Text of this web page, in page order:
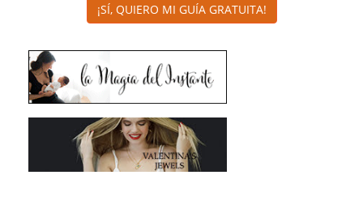
¡SÍ, QUIERO MI GUÍA GRATUITA!